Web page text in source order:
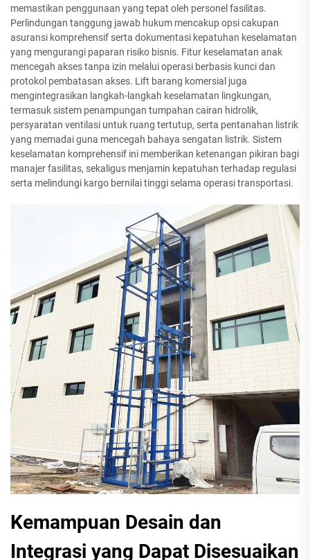
memastikan penggunaan yang tepat oleh personel fasilitas.
Perlindungan tanggung jawab hukum mencakup opsi cakupan
asuransi komprehensif serta dokumentasi kepatuhan keselamatan
yang mengurangi paparan risiko bisnis. Fitur keselamatan anak
mencegah akses tanpa izin melalui operasi berbasis kunci dan
protokol pembatasan akses. Lift barang komersial juga
mengintegrasikan langkah-langkah keselamatan lingkungan,
termasuk sistem penampungan tumpahan cairan hidrolik,
persyaratan ventilasi untuk ruang tertutup, serta pentanahan listrik
yang memadai guna mencegah bahaya sengatan listrik. Sistem
keselamatan komprehensif ini memberikan ketenangan pikiran bagi
manajer fasilitas, sekaligus menjamin kepatuhan terhadap regulasi
serta melindungi kargo bernilai tinggi selama operasi transportasi.
Kemampuan Desain dan
Integrasi yang Dapat Disesuaikan